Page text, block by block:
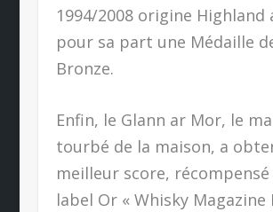
1994/2008 origine Highland
pour sa part une Médaille
Bronze.
Enfin, le Glann ar Mor, le
tourbé de la maison, a
meilleur score,
label Or « Whisky Magazine